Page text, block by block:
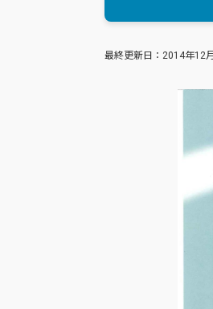
最終更新日： 2014年12